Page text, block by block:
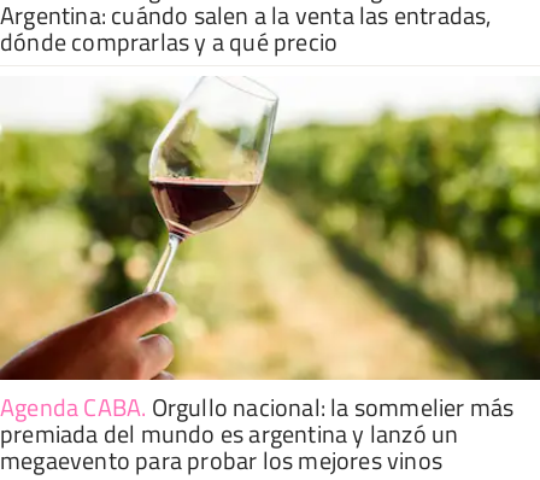
Argentina: cuándo salen a la venta las entradas,
dónde comprarlas y a qué precio
Agenda CABA. Orgullo nacional: la sommelier más
premiada del mundo es argentina y lanzó un
megaevento para probar los mejores vinos